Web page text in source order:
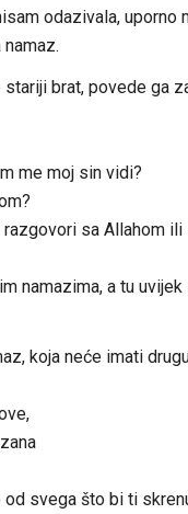
dočekati ramazan
dočekati ramazan
odazivala, uporno
brat, povede ga
me moj sin vidi?
sa Allahom
namazima, a tu
koja neće imati
svega što bi ti